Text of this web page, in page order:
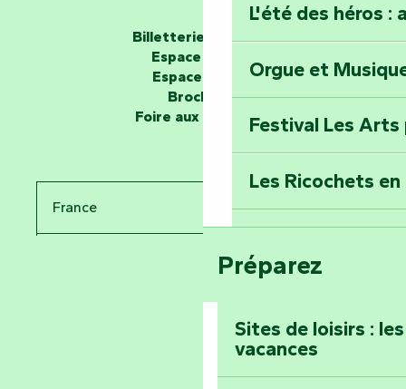
Les passeurs d'histoires
Partez en
Percez les
Voyagez dans le
Maillezais
Montez au
L'été des héros :
Orgue et
Festival Les Arts
Les Ricochets
Tout l'agenda
Préparez
Sites de loisirs :
vacances
Billetterie en ligne
Espace groupe
Espace presse
Brochures
Foire aux questions
France